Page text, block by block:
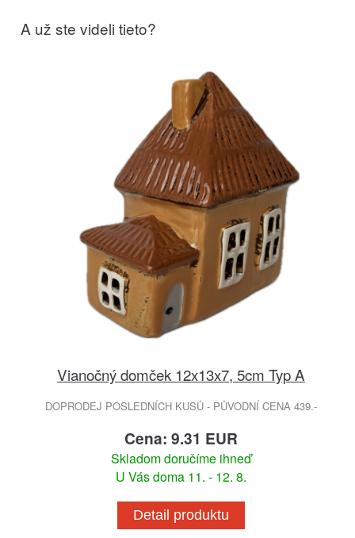
A už ste videli tieto?
Vianočný domček 12x13x7, 5cm Typ A
DOPRODEJ POSLEDNÍCH KUSŮ - PŮVODNÍ CENA 439.-
Cena: 9.31 EUR
Skladom doručíme ihneď
U Vás doma 11. - 12. 8.
Detail produktu